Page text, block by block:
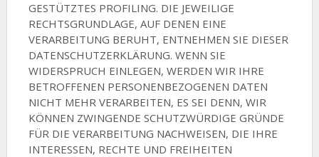
GESTÜTZTES PROFILING. DIE JEWEILIGE
RECHTSGRUNDLAGE, AUF DENEN EINE
VERARBEITUNG BERUHT, ENTNEHMEN SIE DIESER
DATENSCHUTZERKLÄRUNG. WENN SIE
WIDERSPRUCH EINLEGEN, WERDEN WIR IHRE
BETROFFENEN PERSONENBEZOGENEN DATEN
NICHT MEHR VERARBEITEN, ES SEI DENN, WIR
KÖNNEN ZWINGENDE SCHUTZWÜRDIGE GRÜNDE
FÜR DIE VERARBEITUNG NACHWEISEN, DIE IHRE
INTERESSEN, RECHTE UND FREIHEITEN